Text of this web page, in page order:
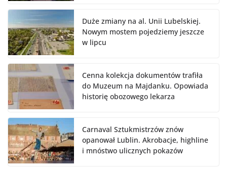
Duże zmiany na al. Unii Lubelskiej.
Nowym mostem pojedziemy jeszcze
w lipcu
Cenna kolekcja dokumentów trafiła
do Muzeum na Majdanku. Opowiada
historię obozowego lekarza
Carnaval Sztukmistrzów znów
opanował Lublin. Akrobacje, highline
i mnóstwo ulicznych pokazów